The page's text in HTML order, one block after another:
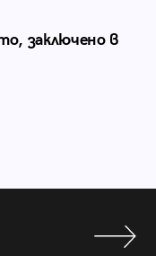
заключено в